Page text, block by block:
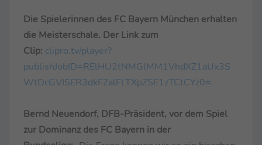
Die Spielerinnen des FC Bayern München erhalten
die Meisterschale. Der Link zum
Clip: clipro.tv/player?
publishJobID=RElHU2tNMGlMM1VhdXZ1aUx3S
WtDcGVISER3dkFZalFLTXpZSE1zTCtCYz0=
Bernd Neuendorf, DFB-Präsident, vor dem Spiel
zur Dominanz des FC Bayern in der